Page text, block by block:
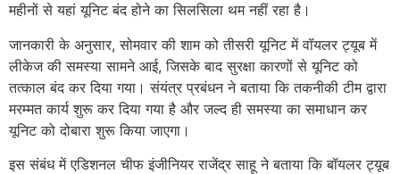
महीनों से यहां यूनिट बंद होने का सिलसिला थम नहीं रहा है।
जानकारी के अनुसार, सोमवार की शाम को तीसरी यूनिट में वॉयलर ट्यूब में
लीकेज की समस्या सामने आई, जिसके बाद सुरक्षा कारणों से यूनिट को
तत्काल बंद कर दिया गया। संयंत्र प्रबंधन ने बताया कि तकनीकी टीम द्वारा
मरम्मत कार्य शुरू कर दिया गया है और जल्द ही समस्या का समाधान कर
यूनिट को दोबारा शुरू किया जाएगा।
इस संबंध में एडिशनल चीफ इंजीनियर राजेंद्र साहू ने बताया कि बॉयलर ट्यूब